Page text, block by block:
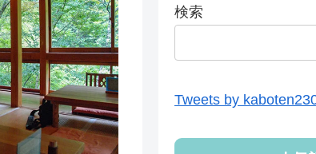
検索
Tweets by